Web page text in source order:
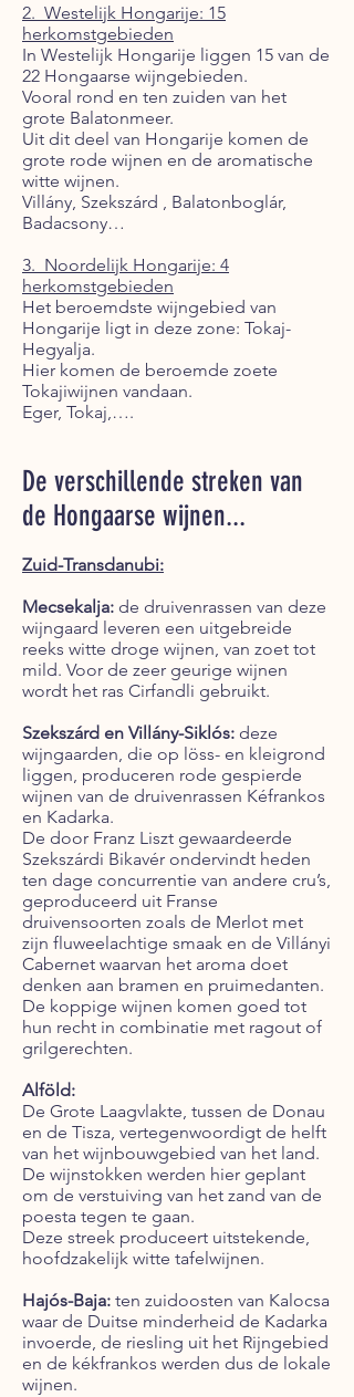
2. Westelijk Hongarije: 15
herkomstgebieden
In Westelijk Hongarije liggen 15 van de
22 Hongaarse wijngebieden.
Vooral rond en ten zuiden van het
grote Balaton­meer.
Uit dit deel van Hongarije komen de
grote rode wijnen en de aromatische
witte wijnen.
Villány, Szekszárd , Balatonboglár,
Badacsony…
3. Noordelijk Hongarije: 4
herkomstgebieden
Het beroemdste wijngebied van
Hongarije ligt in deze zone: Tokaj-
Hegyalja.
Hier komen de beroemde zoete
Tokajiwijnen vandaan.
Eger, Tokaj,….
De verschillende streken van
de Hongaarse wijnen...
Zuid-Transdanubi:
Mecsekalja: de druivenrassen van deze
wijngaard leveren een uitgebreide
reeks witte droge wijnen, van zoet tot
mild. Voor de zeer geurige wijnen
wordt het ras Cirfandli gebruikt.
Szekszárd en Villány-Siklós: deze
wijngaarden, die op löss- en kleigrond
liggen, produceren rode gespierde
wijnen van de druivenrassen Kéfrankos
en Kadarka.
De door Franz Liszt gewaardeerde
Szekszárdi Bikavér ondervindt heden
ten dage concurrentie van andere cru’s,
geproduceerd uit Franse
druivensoorten zoals de Merlot met
zijn fluweelachtige smaak en de Villányi
Cabernet waarvan het aroma doet
denken aan bramen en pruimedanten.
De koppige wijnen komen goed tot
hun recht in combinatie met ragout of
grilgerechten.
Alföld:
De Grote Laagvlakte, tussen de Donau
en de Tisza, vertegenwoordigt de helft
van het wijnbouwgebied van het land.
De wijnstokken werden hier geplant
om de verstuiving van het zand van de
poesta tegen te gaan.
Deze streek produceert uitstekende,
hoofdzakelijk witte tafelwijnen.
Hajós-Baja: ten zuidoosten van Kalocsa
waar de Duitse minderheid de Kadarka
invoerde, de riesling uit het Rijngebied
en de kékfrankos werden dus de lokale
wijnen.